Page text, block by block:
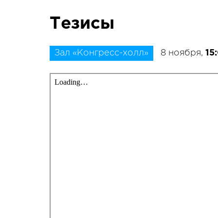
Тезисы
Зал «Конгресс-холл» 8 ноября,